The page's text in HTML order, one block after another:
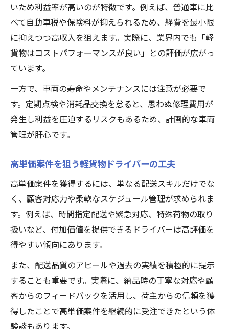
いため利益率が高いのが特徴です。例えば、普通車に比
べて自動車税や保険料が抑えられるため、経費を最小限
に抑えつつ高収入を狙えます。実際に、業界内でも「軽
貨物はコストパフォーマンスが良い」との評価が広がっ
ています。
一方で、車両の寿命やメンテナンスには注意が必要で
す。定期点検や消耗品交換を怠ると、思わぬ修理費用が
発生し利益を圧迫するリスクもあるため、計画的な車両
管理が肝心です。
高単価案件を狙う軽貨物ドライバーの工夫
高単価案件を獲得するには、単なる配送スキルだけでな
く、顧客対応力や柔軟なスケジュール管理が求められま
す。例えば、時間指定配送や緊急対応、特殊荷物の取り
扱いなど、付加価値を提供できるドライバーは高評価を
得やすい傾向にあります。
また、配送品質のアピールや過去の実績を積極的に提示
することも重要です。実際に、納品時の丁寧な対応や顧
客からのフィードバックを活用し、荷主からの信頼を獲
得したことで高単価案件を継続的に受注できたという体
験談もあります。